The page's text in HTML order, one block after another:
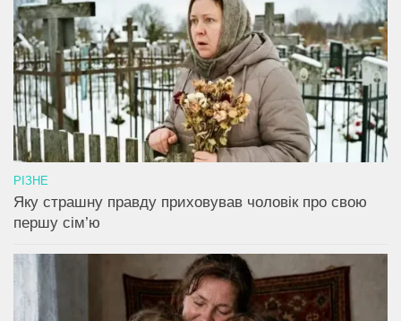
РІЗНЕ
Яку страшну правду приховував чоловік про свою
першу сім’ю